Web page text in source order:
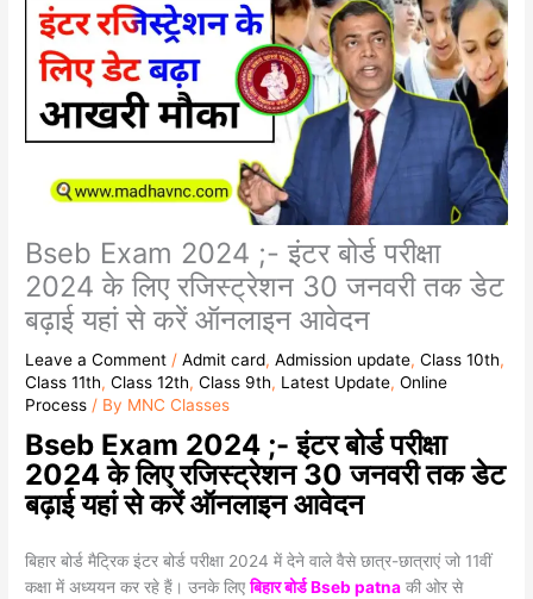
Bseb Exam 2024 ;- इंटर बोर्ड परीक्षा
2024 के लिए रजिस्ट्रेशन 30 जनवरी तक डेट
बढ़ाई यहां से करें ऑनलाइन आवेदन
Leave a Comment /Admit card,Admission update,Class 10th,
Class 11th,Class 12th,Class 9th, Latest Update,Online
Process / By MNC Classes
Bseb Exam 2024 ;- इंटर बोर्ड परीक्षा
2024 के लिए रजिस्ट्रेशन 30 जनवरी तक डेट
बढ़ाई यहां से करें ऑनलाइन आवेदन
बिहार बोर्ड मैट्रिक इंटर बोर्ड परीक्षा 2024 में देने वाले वैसे छात्र-छात्राएं जो 11वीं
कक्षा में अध्ययन कर रहे हैं। उनके लिएबिहार बोर्ड Bseb patna की ओर से